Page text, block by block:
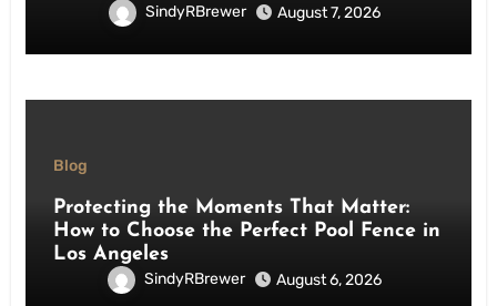
SindyRBrewer August 7, 2026
Blog
Protecting the Moments That Matter:
How to Choose the Perfect Pool Fence in
Los Angeles
SindyRBrewer August 6, 2026